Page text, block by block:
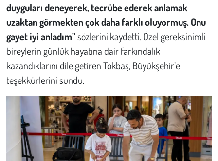
duyguları deneyerek, tecrübe ederek anlamak
uzaktan görmekten çok daha farklı oluyormuş. Onu
gayet iyi anladım”sözlerini kaydetti. Özel gereksinimli
bireylerin günlük hayatına dair farkındalık
kazandıklarını dile getiren Tokbaş, Büyükşehir’e
teşekkürlerini sundu.